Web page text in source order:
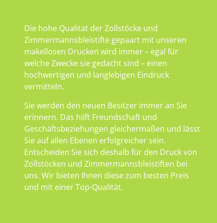
Die hohe Qualität der Zollstöcke und
Zimmermannsbleistifte gepaart mit unseren
makellosen Drucken wird immer – egal für
welche Zwecke sie gedacht sind – einen
hochwertigen und langlebigen Eindruck
vermitteln.
Sie werden den neuen Besitzer immer an Sie
erinnern. Das hilft Freundschaft und
Geschäftsbeziehungen gleichermaßen und lässt
Sie auf allen Ebenen erfolgreicher sein.
Entscheiden Sie sich deshalb für den Druck von
Zollstöcken und Zimmermannsbleistiften bei
uns. Wir bieten Ihnen diese zum besten Preis
und mit einer Top-Qualität.